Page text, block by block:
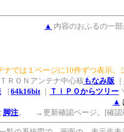
▲ 内容のおふるの一
ナでは１ページに10件ずつ表示。
ＴＲＯＮアンテナ中心核 もなみ版｜
［64k16bit｜ ＴｉＰＯからツリー
▲
脚注。 →更新確認ページ。[確認